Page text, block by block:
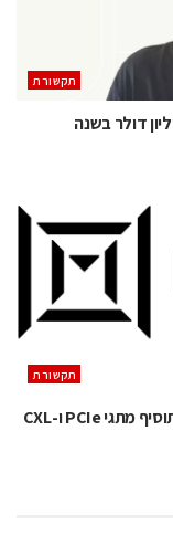
תקשורת
תקשורת
מארוול תרכוש את XConn ב־540 מיליון דולר ותוסיף מתגי PCIe ו-CXL